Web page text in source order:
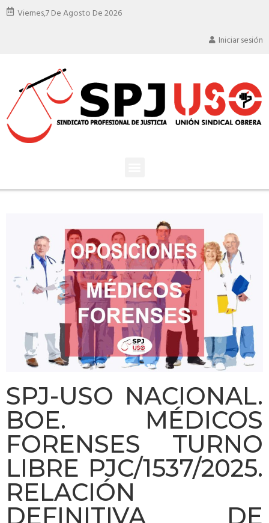
Viernes,7 De Agosto De 2026
Iniciar sesión
SPJ-USO NACIONAL.
BOE. MÉDICOS
FORENSES TURNO
LIBRE PJC/1537/2025.
RELACIÓN
DEFINITIVA DE